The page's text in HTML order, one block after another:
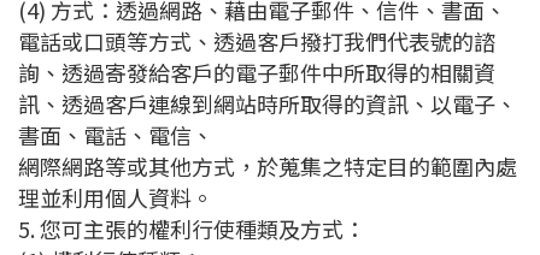
(4) 方式：透過網路、藉由電子郵件、信件、書面、
電話或口頭等方式、透過客戶撥打我們代表號的諮
詢、透過寄發給客戶的電子郵件中所取得的相關資
訊、透過客戶連線到網站時所取得的資訊、以電子、
書面、電話、電信、
網際網路等或其他方式，於蒐集之特定目的範圍內處
理並利用個人資料。
5. 您可主張的權利行使種類及方式：